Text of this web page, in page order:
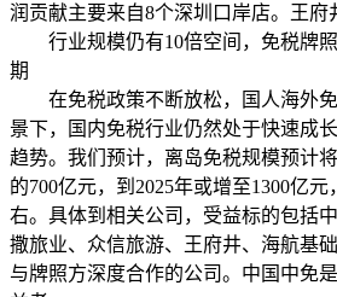
润贡献主要来自8个深圳口岸店。王府
行业规模仍有10倍空间，免税牌照
期
在免税政策不断放松，国人海外免
景下，国内免税行业仍然处于快速成
趋势。我们预计，离岛免税规模预计
的700亿元，到2025年或增至1300亿
右。具体到相关公司，受益标的包括
撒旅业、众信旅游、王府井、海航基
与牌照方深度合作的公司。中国中免